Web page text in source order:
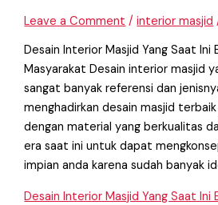
Leave a Comment /interior masjid
Desain Interior Masjid Yang Saat Ini
Masyarakat Desain interior masjid
sangat banyak referensi dan
menghadirkan desain masjid
dengan material yang berkualitas
era saat ini untuk dapat
impian anda karena sudah banyak
Desain Interior Masjid Yang Saat Ini